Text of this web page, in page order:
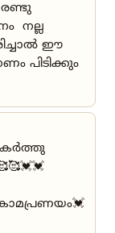
നല്ല
ഈ
പിടിക്കും